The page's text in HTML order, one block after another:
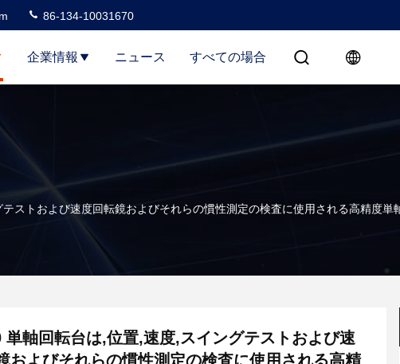
86-134-10031670
企業情報 ニュース すべての場合
ストおよび速度回転鏡およびそれらの慣性測定の検査に使用される高精度単
単軸回転台は,位置,速度,スイングテストおよび速
およびそれらの慣性測定の検査に使用される高精